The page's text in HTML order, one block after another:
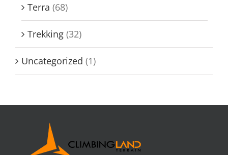
Terra (68)
Trekking (32)
Uncategorized (1)